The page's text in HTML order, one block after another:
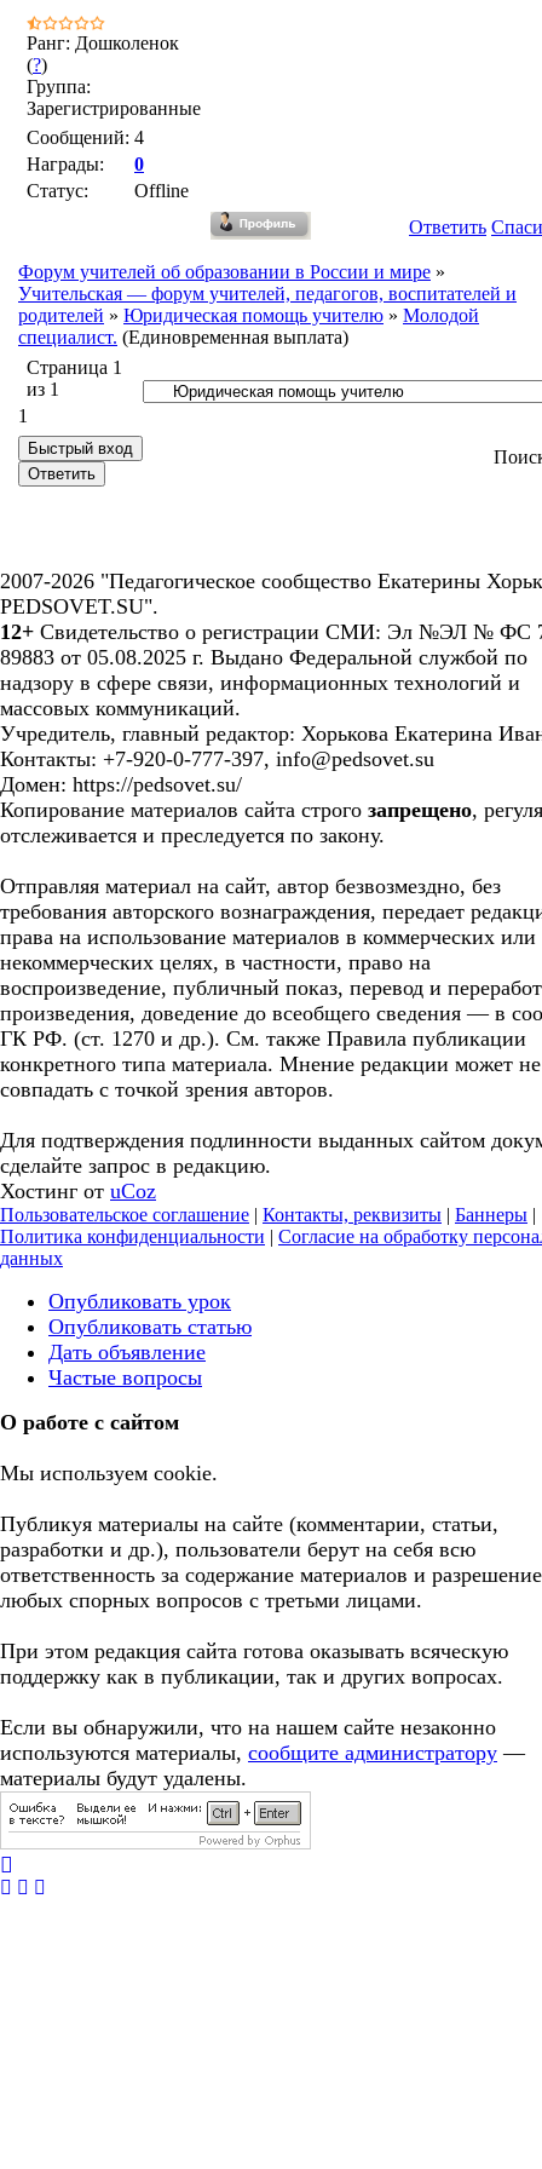
Ранг: Дошколенок
(?)
Группа:
Зарегистрированные
Сообщений: 4
Награды:
0
Статус:
Offline
Ответить
Форум учителей об образовании в России и мире »
Учительская — форум учителей, педагогов, воспитателей и
родителей » Юридическая помощь учителю » Молодой
специалист. (Единовременная выплата)
Страница 1
из 1
1
2007-2026 "Педагогическое сообщество Екатерины
PEDSOVET.SU".
12+ Свидетельство о регистрации СМИ: Эл №ЭЛ № ФС
89883 от 05.08.2025 г. Выдано Федеральной службой по
надзору в сфере связи, информационных технологий и
массовых коммуникаций.
Учредитель, главный редактор: Хорькова Екатерина
Контакты: +7-920-0-777-397, info@pedsovet.su
Домен: https://pedsovet.su/
Копирование материалов сайта строго запрещено,
отслеживается и преследуется по закону.
Отправляя материал на сайт, автор безвозмездно, без
требования авторского вознаграждения, передает
права на использование материалов в коммерческих или
некоммерческих целях, в частности, право на
воспроизведение, публичный показ, перевод и
произведения, доведение до всеобщего сведения — в
ГК РФ. (ст. 1270 и др.). См. также Правила публикации
конкретного типа материала. Мнение редакции может не
совпадать с точкой зрения авторов.
Для подтверждения подлинности выданных сайтом
сделайте запрос в редакцию.
Хостинг от uCoz
Пользовательское соглашение | Контакты, реквизиты | Баннеры |
Политика конфиденциальности | Согласие на обработку
данных
Опубликовать урок
Опубликовать статью
Дать объявление
Частые вопросы
О работе с сайтом
Мы используем cookie.
Публикуя материалы на сайте (комментарии, статьи,
разработки и др.), пользователи берут на себя всю
ответственность за содержание материалов и разрешение
любых спорных вопросов с третьми лицами.
При этом редакция сайта готова оказывать всяческую
поддержку как в публикации, так и других вопросах.
Если вы обнаружили, что на нашем сайте незаконно
используются материалы, сообщите администратору —
материалы будут удалены.